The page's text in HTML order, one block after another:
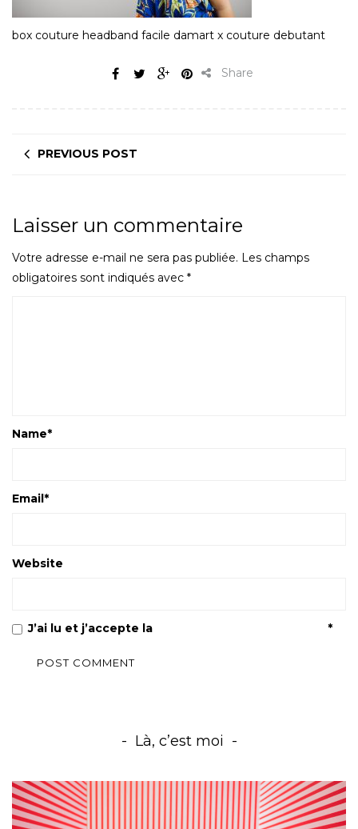
box couture headband facile damart x couture debutant
Share
PREVIOUS POST
Laisser un commentaire
Votre adresse e-mail ne sera pas publiée. Les champs
obligatoires sont indiqués avec *
Name*
Email*
Website
J’ai lu et j’accepte la *
Là, c’est moi